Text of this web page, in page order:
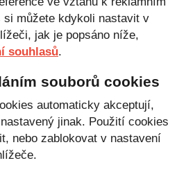
můžete kdykoli nastavit v
jak je popsáno níže,
souhlasů.
souborů cookies
automaticky akceptují,
jinak. Použití cookies
nebo zablokovat v nastavení